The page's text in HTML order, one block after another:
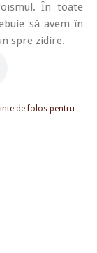
În toate
să avem în
spre zidire.
de folos pentru